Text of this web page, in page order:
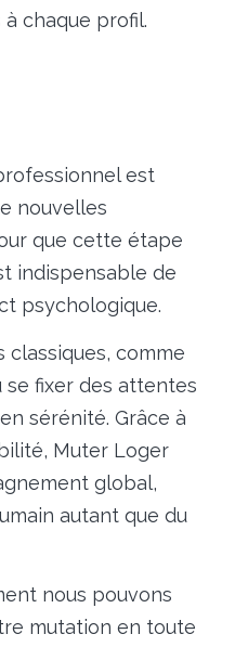
chaque profil.
est
nouvelles
que cette étape
indispensable de
psychologique.
classiques, comme
se fixer des attentes
sérénité. Grâce à
Muter Loger
global,
autant que du
nous pouvons
mutation en toute